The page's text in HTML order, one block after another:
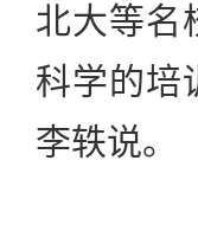
北大等名
科学的培
李轶说。